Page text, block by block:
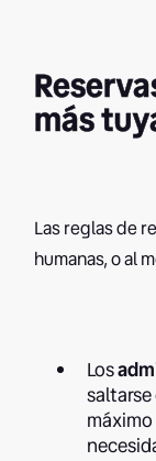
más
Las reglas de
humanas, o al
Los